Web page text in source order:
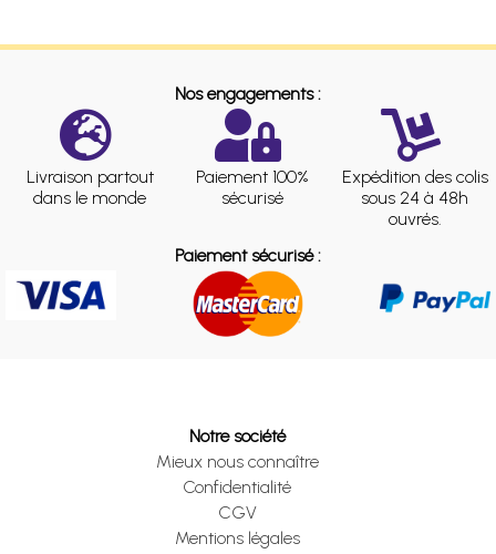
Nos engagements :
Livraison partout
dans le monde
Paiement 100%
sécurisé
Expédition des colis
sous 24 à 48h
ouvrés.
Paiement sécurisé :
Notre société
Mieux nous connaître
Confidentialité
CGV
Mentions légales